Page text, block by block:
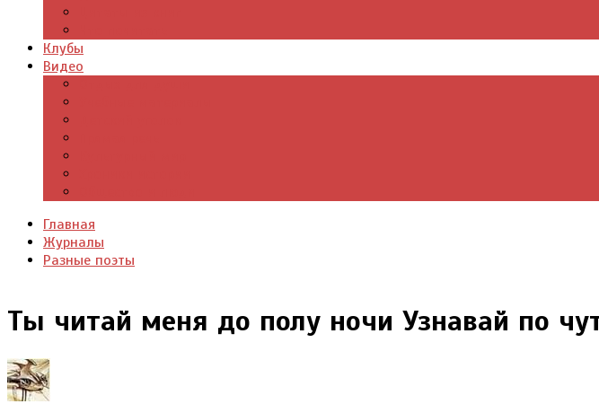
Клубы
Видео
Главная
Журналы
Разные поэты
Ты читай меня до полу ночи Узнавай по